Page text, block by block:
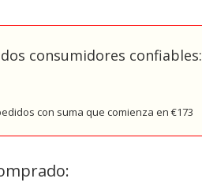
consumidores confiables:
con suma que comienza en €173